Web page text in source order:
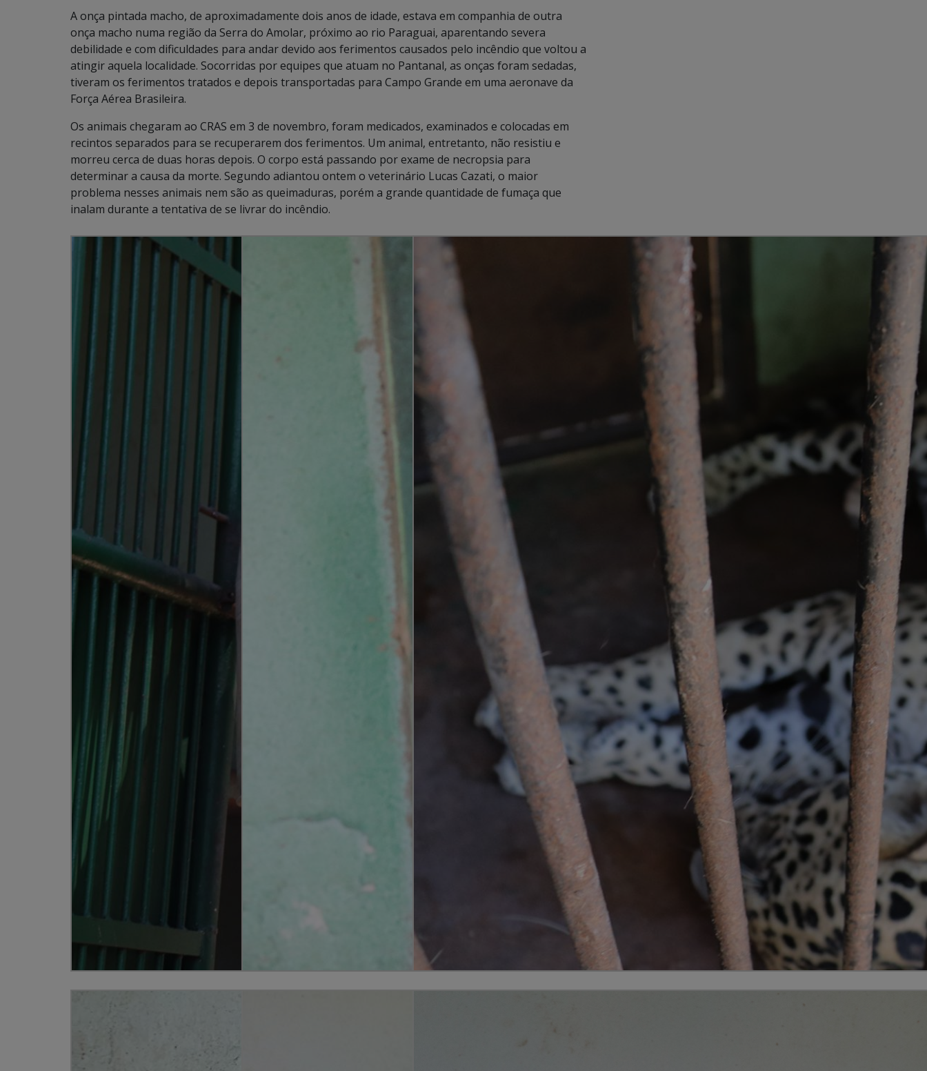
A onça pintada macho, de aproximadamente dois anos de idade, estava em companhia de outra
onça macho numa região da Serra do Amolar, próximo ao rio Paraguai, aparentando severa
debilidade e com dificuldades para andar devido aos ferimentos causados pelo incêndio que voltou a
atingir aquela localidade. Socorridas por equipes que atuam no Pantanal, as onças foram sedadas,
tiveram os ferimentos tratados e depois transportadas para Campo Grande em uma aeronave da
Força Aérea Brasileira.
Os animais chegaram ao CRAS em 3 de novembro, foram medicados, examinados e colocadas em
recintos separados para se recuperarem dos ferimentos. Um animal, entretanto, não resistiu e
morreu cerca de duas horas depois. O corpo está passando por exame de necropsia para
determinar a causa da morte. Segundo adiantou ontem o veterinário Lucas Cazati, o maior
problema nesses animais nem são as queimaduras, porém a grande quantidade de fumaça que
inalam durante a tentativa de se livrar do incêndio.